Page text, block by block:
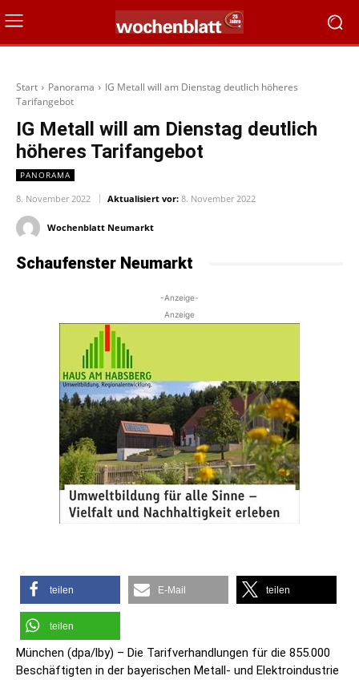
Start Panorama
IG Metall will am Dienstag deutlich höheres
Tarifangebot
IG Metall will am Dienstag deutlich
höheres Tarifangebot
PANORAMA
8. November 2022 Aktualisiert vor: 8. November 2022
Wochenblatt Neumarkt
Schaufenster Neumarkt
-Anzeige-
Anzeige
teilen E-Mail teilen
teilen
München (dpa/lby) – Die Tarifverhandlungen für die 855.000
Beschäftigten in der bayerischen Metall- und Elektroindustrie